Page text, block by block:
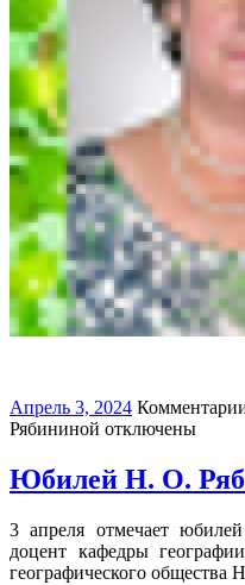
Апрель 3, 2024
Рябининой отключены
Юбилей Н. О.
3 апреля отмечает
доцент кафедры
географического общества